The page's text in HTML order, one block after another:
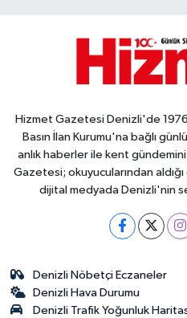
Hizmet Gazetesi Denizli'de
Basın İlan Kurumu'na bağlı
anlık haberler ile kent
Gazetesi; okuyucularından
dijital medyada Denizli'nin
Denizli Nöbetçi Eczaneler
Denizli Hava Durumu
Denizli Trafik Yoğunluk